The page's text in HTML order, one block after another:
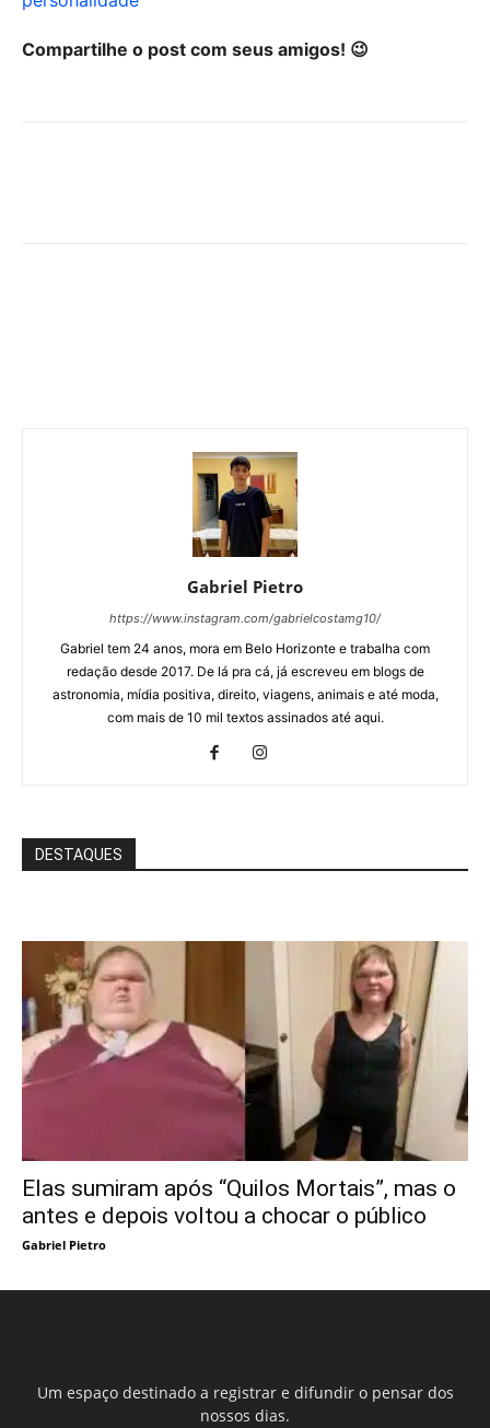
Compartilhe o post com seus amigos! 😉
Gabriel Pietro
https://www.instagram.com/gabrielcostamg10/
Gabriel tem 24 anos, mora em Belo Horizonte e trabalha com
redação desde 2017. De lá pra cá, já escreveu em blogs de
astronomia, mídia positiva, direito, viagens, animais e até moda,
com mais de 10 mil textos assinados até aqui.
DESTAQUES
Elas sumiram após “Quilos Mortais”, mas o
antes e depois voltou a chocar o público
Gabriel Pietro
Um espaço destinado a registrar e difundir o pensar dos
nossos dias.